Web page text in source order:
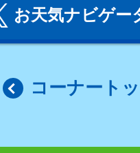
お天気ナビゲー
コーナート